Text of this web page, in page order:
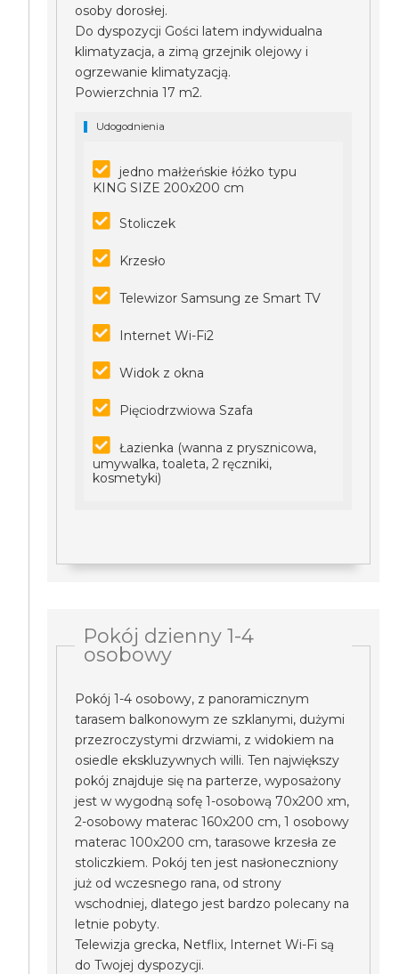
osoby dorosłej.
Do dyspozycji Gości latem indywidualna
klimatyzacja, a zimą grzejnik olejowy i
ogrzewanie klimatyzacją.
Powierzchnia 17 m2.
Udogodnienia
jedno małżeńskie łóżko typu
KING SIZE 200x200 cm
Stoliczek
Krzesło
Telewizor Samsung ze Smart TV
Internet Wi-Fi2
Widok z okna
Pięciodrzwiowa Szafa
Łazienka (wanna z prysznicowa,
umywalka, toaleta, 2 ręczniki,
kosmetyki)
Pokój dzienny 1-4
osobowy
Pokój 1-4 osobowy, z panoramicznym
tarasem balkonowym ze szklanymi, dużymi
przezroczystymi drzwiami, z widokiem na
osiedle ekskluzywnych willi. Ten największy
pokój znajduje się na parterze, wyposażony
jest w wygodną sofę 1-osobową 70x200 xm,
2-osobowy materac 160x200 cm, 1 osobowy
materac 100x200 cm, tarasowe krzesła ze
stoliczkiem. Pokój ten jest nasłoneczniony
już od wczesnego rana, od strony
wschodniej, dlatego jest bardzo polecany na
letnie pobyty.
Telewizja grecka, Netflix, Internet Wi-Fi są
do Twojej dyspozycji.